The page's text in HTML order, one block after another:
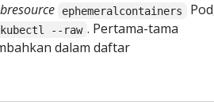
ephemeralcontainers
kubectl --raw . Pertama-tama
dalam daftar